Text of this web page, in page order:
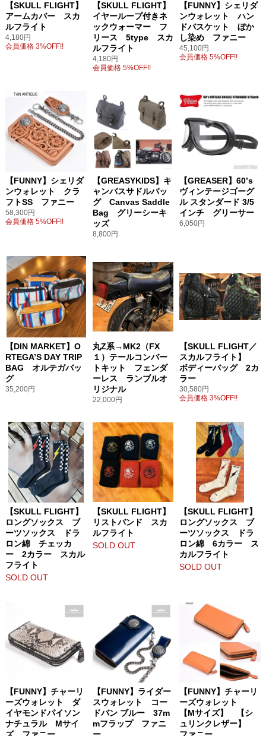
【SKULL FLIGHT】
アームカバー スカ
ルフライト
4,180円
会員価格 3%OFF!!
【SKULL FLIGHT】
イヤーループ付きネ
ックウォーマー フ
リース 5type スカ
ルフライト
4,180円
会員価格 5%OFF!!
【FUNNY】シェリダ
ンウォレット ハン
ドバスケット ぼか
し染め ファニー
45,100円
会員価格 5%OFF!!
【FUNNY】シェリダ
ンウォレット クラ
フトSS ファニー
58,300円
会員価格 5%OFF!!
【GREASYKIDS】キ
ャンバスサドルバッ
グ Canvas Saddle
Bag グリーシーキ
ッズ
8,800円
【GREASER】60’s
ヴィンテージゴーグ
ル スタンダード 3/5
インチ グリーサー
6,050円
【DIN MARKET】O
RTEGA’S DAY TRIP
BAG オルテガバッ
グ
35,200円
丸Z系→MK2（FX
１）テールコンバー
トキット フェンダ
ーレス ランブルオ
リジナル
22,000円
【SKULL FLIGHT／
スカルフライト】
ボディーバッグ 2カ
ラー
30,580円
会員価格 3%OFF!!
【SKULL FLIGHT】
ロングソックス ブ
ーツソックス ドラ
ロン綿 チェッカ
ー 2カラー スカル
フライト
SOLD OUT
【SKULL FLIGHT】
リストバンド スカ
ルフライト
SOLD OUT
【SKULL FLIGHT】
ロングソックス ブ
ーツソックス ドラ
ロン綿 6カラー ス
カルフライト
SOLD OUT
【FUNNY】チャーリ
ーズウォレット ダ
イヤモンドパイソン
ナチュラル Mサイ
【FUNNY】ライダー
スウォレット コー
ドバン ブルー 37m
mフラップ ファニ
【FUNNY】チャーリ
ーズウォレット
【Mサイズ】 【シ
ュリンクレザー】